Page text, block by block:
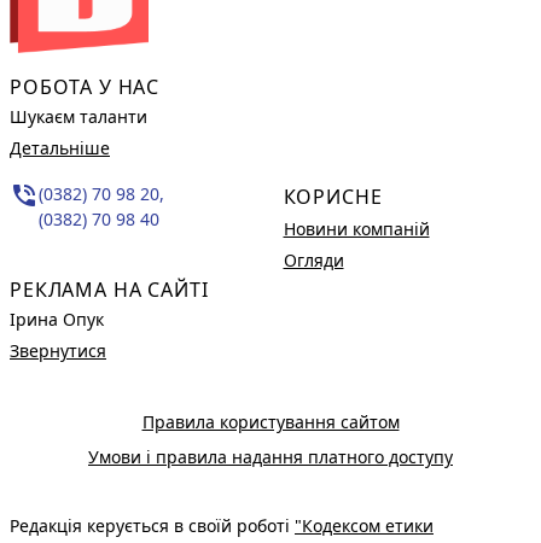
РОБОТА У НАС
Шукаєм таланти
Детальніше
phone_in_talk(0382) 70 98 20,
(0382) 70 98 40
РЕКЛАМА НА САЙТІ
Ірина Опук
Звернутися
КОРИСНЕ
Новини компаній
Огляди
Правила користування сайтом
Умови і правила надання платного доступу
Редакція керується в своїй роботі "Кодексом етики